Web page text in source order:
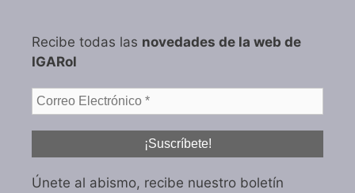
Recibe todas las novedades de la web de
IGARol
Únete al abismo, recibe nuestro boletín